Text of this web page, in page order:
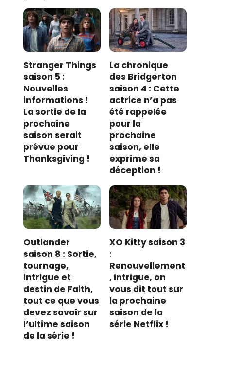
Stranger Things
saison 5 :
Nouvelles
informations !
La sortie de la
prochaine
saison serait
prévue pour
Thanksgiving !
La chronique
des Bridgerton
saison 4 : Cette
actrice n’a pas
été rappelée
pour la
prochaine
saison, elle
exprime sa
déception !
Outlander
saison 8 : Sortie,
tournage,
intrigue et
destin de Faith,
tout ce que vous
devez savoir sur
l’ultime saison
de la série !
XO Kitty saison 3
:
Renouvellement
, intrigue, on
vous dit tout sur
la prochaine
saison de la
série Netflix !